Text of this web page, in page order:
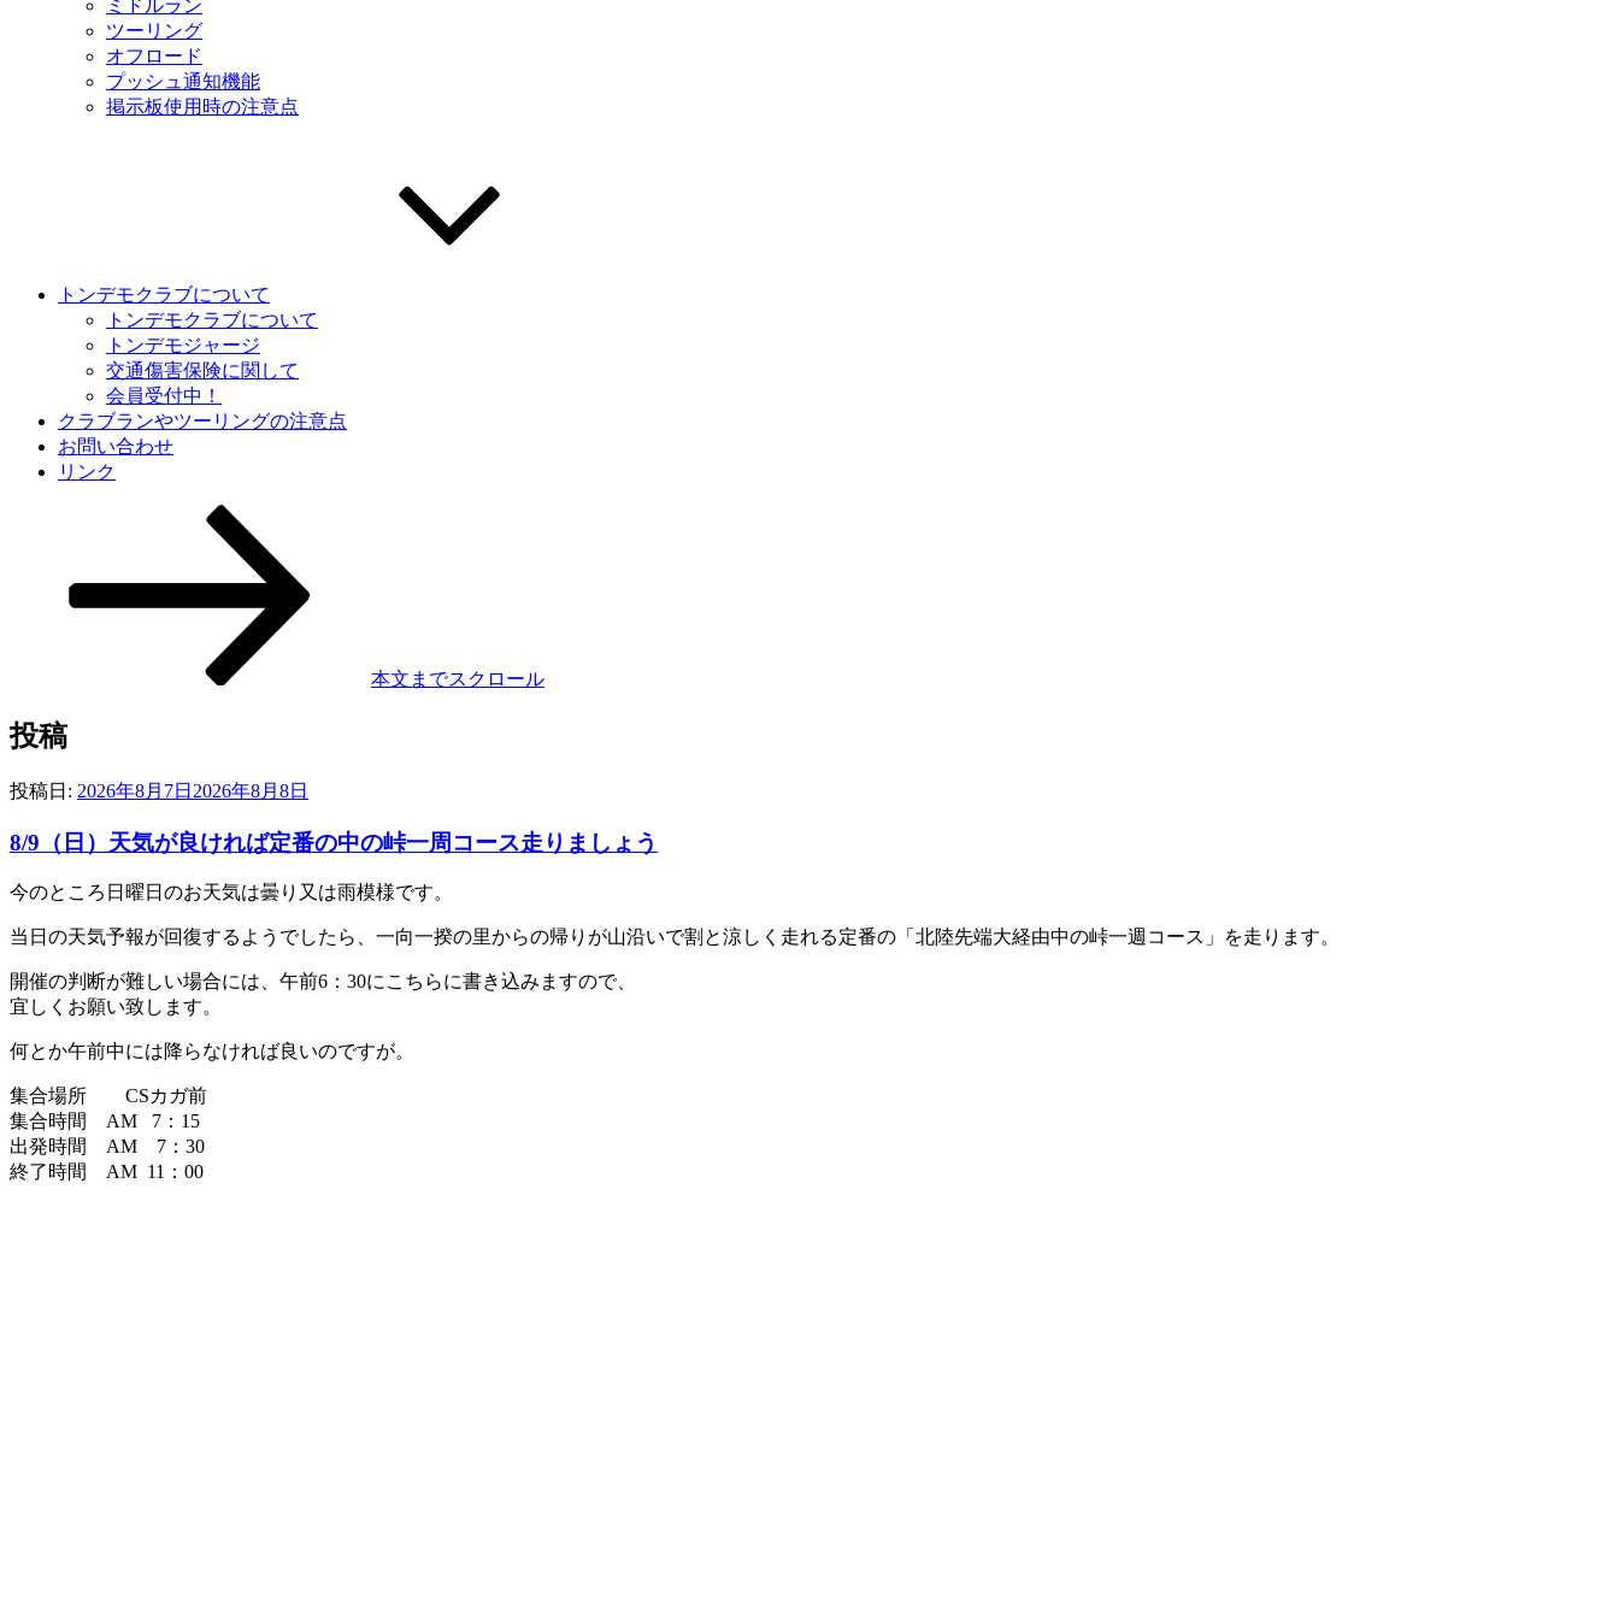
ミドルラン
ツーリング
オフロード
プッシュ通知機能
掲示板使用時の注意点
トンデモクラブについて
トンデモクラブについて
トンデモジャージ
交通傷害保険に関して
会員受付中！
クラブランやツーリングの注意点
お問い合わせ
リンク
本文までスクロール
投稿
投稿日: 2026年8月7日 2026年8月8日
8/9（日）天気が良ければ定番の中の峠一周コース走りましょう
今のところ日曜日のお天気は曇り又は雨模様です。
当日の天気予報が回復するようでしたら、一向一揆の里からの帰りが山沿いで割と涼しく走れる定番の「北陸先端大経由中の峠一週コース」を走ります。
開催の判断が難しい場合には、午前6：30にこちらに書き込みますので、
宜しくお願い致します。
何とか午前中には降らなければ良いのですが。
集合場所 CSカガ前
集合時間 AM 7：15
出発時間 AM 7：30
終了時間 AM 11：00